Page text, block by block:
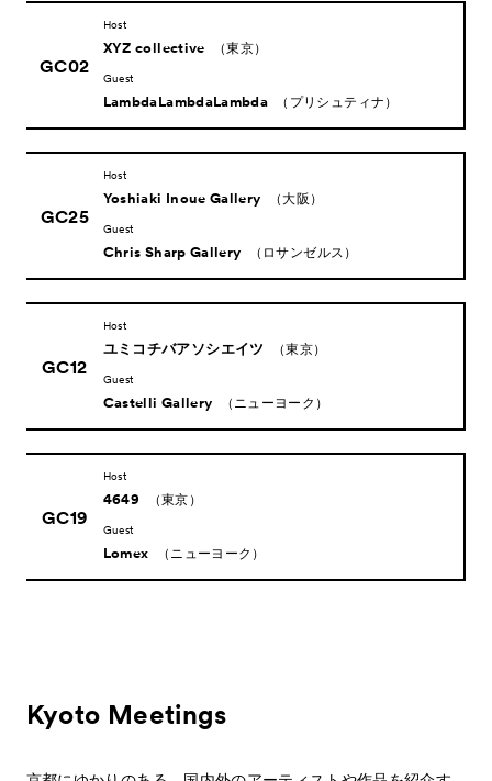
GC02
Host
XYZ collective （東京）
Guest
LambdaLambdaLambda （プリシュティナ）
GC25
Host
Yoshiaki Inoue Gallery （大阪）
Guest
Chris Sharp Gallery （ロサンゼルス）
GC12
Host
ユミコチバアソシエイツ （東京）
Guest
Castelli Gallery （ニューヨーク）
GC19
Host
4649 （東京）
Guest
Lomex （ニューヨーク）
Kyoto Meetings